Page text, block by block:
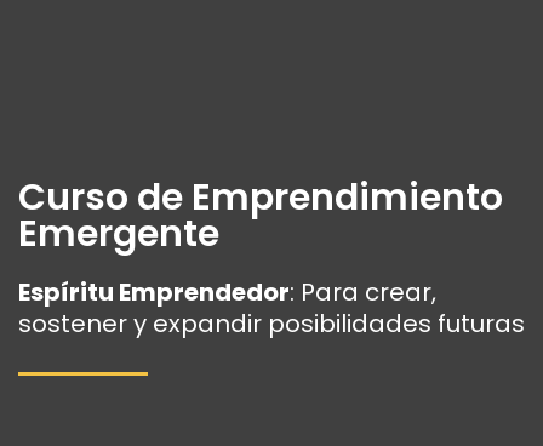
Curso de Emprendimiento
Emergente
Espíritu Emprendedor: Para crear,
sostener y expandir posibilidades futuras